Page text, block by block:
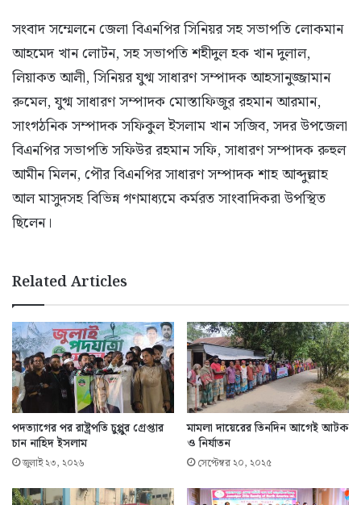
সংবাদ সম্মেলনে জেলা বিএনপির সিনিয়র সহ সভাপতি লোকমান
আহমেদ খান লোটন, সহ সভাপতি শহীদুল হক খান দুলাল,
লিয়াকত আলী, সিনিয়র যুগ্ম সাধারণ সম্পাদক আহসানুজ্জামান
রুমেল, যুগ্ম সাধারণ সম্পাদক মোস্তাফিজুর রহমান আরমান,
সাংগঠনিক সম্পাদক সফিকুল ইসলাম খান সজিব, সদর উপজেলা
বিএনপির সভাপতি সফিউর রহমান সফি, সাধারণ সম্পাদক রুহুল
আমীন মিলন, পৌর বিএনপির সাধারণ সম্পাদক শাহ আব্দুল্লাহ
আল মাসুদসহ বিভিন্ন গণমাধ্যমে কর্মরত সাংবাদিকরা উপস্থিত
ছিলেন।
Related Articles
পদত্যাগের পর রাষ্ট্রপতি চুপ্পুর গ্রেপ্তার
চান নাহিদ ইসলাম
জুলাই ২৩, ২০২৬
মামলা দায়েরের তিনদিন আগেই আটক
ও নির্যাতন
সেপ্টেম্বর ২০, ২০২৫